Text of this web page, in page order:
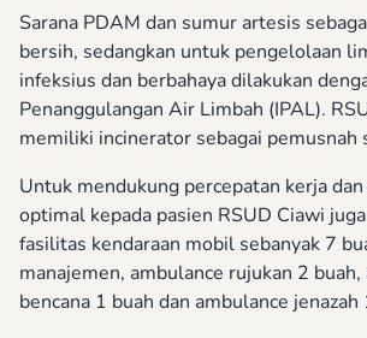
Sarana PDAM dan sumur artesis
bersih, sedangkan untuk pengelolaan
infeksius dan berbahaya dilakukan
Penanggulangan Air Limbah (IPAL).
memiliki incinerator sebagai pemusnah
Untuk mendukung percepatan kerja
optimal kepada pasien RSUD Ciawi
fasilitas kendaraan mobil sebanyak 7
manajemen, ambulance rujukan 2 buah,
bencana 1 buah dan ambulance jenazah